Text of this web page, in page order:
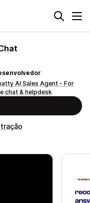
AI Sales Agent - For
chat & helpdesk